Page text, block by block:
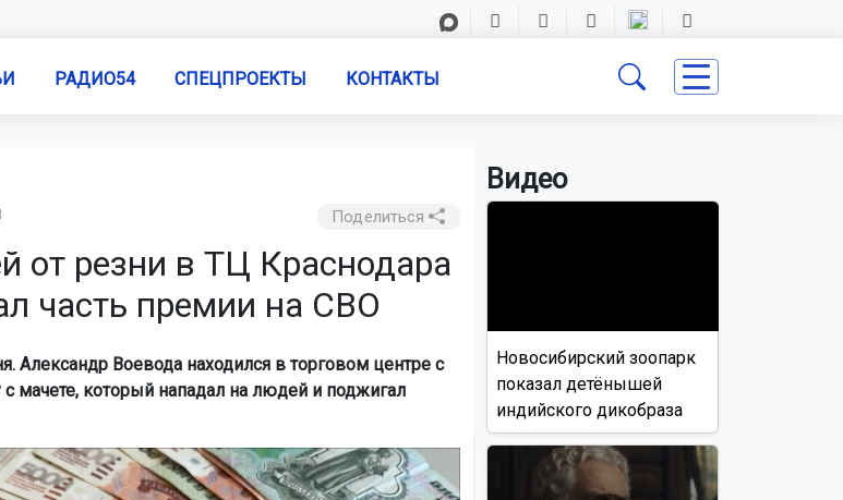
РАДИО54 СПЕЦПРОЕКТЫ КОНТАКТЫ
Поделиться
от резни в ТЦ Краснодара
часть премии на СВО
Александр Воевода находился в торговом центре с
мачете, который нападал на людей и поджигал
Видео
Новосибирский зоопарк
показал детёнышей
индийского дикобраза